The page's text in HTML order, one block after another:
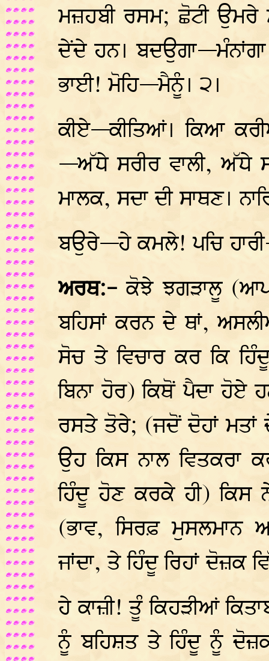
ਮਜ਼ਹਬੀ ਰਸਮ; ਛੋਟੀ ਉਮਰੇ
ਦੇਂਦੇ ਹਨ।
ਭਾਈ! ਮੋਹਿ—ਮੈਨੂੰ। ੨।
ਕੀਏ—ਕੀਤਿਆਂ। ਕਿਆ
—ਅੱਧੇ ਸਰੀਰ ਵਾਲੀ, ਅੱਧੇ
ਮਾਲਕ, ਸਦਾ ਦੀ ਸਾਥਣ।
ਬਉਰੇ—ਹੇ ਕਮਲੇ! ਪਚਿ
ਅਰਥ:- ਕੋਝੇ ਝਗੜਾਲੂ
ਬਹਿਸਾਂ ਕਰਨ ਦੇ ਥਾਂ,
ਸੋਚ ਤੇ ਵਿਚਾਰ ਕਰ ਕਿ
ਬਿਨਾ ਹੋਰ) ਕਿਥੋਂ ਪੈਦਾ ਹੋਏ
ਰਸਤੇ ਤੋਰੇ; (ਜਦੋਂ ਦੋਹਾਂ ਮਤਾਂ
ਉਹ ਕਿਸ ਨਾਲ ਵਿਤਕਰਾ
ਹਿੰਦੂ ਹੋਣ ਕਰਕੇ ਹੀ) ਕਿਸ
(ਭਾਵ, ਸਿਰਫ਼ ਮੁਸਲਮਾਨ
ਜਾਂਦਾ, ਤੇ ਹਿੰਦੂ ਰਿਹਾਂ ਦੋਜ਼ਕ
ਹੇ ਕਾਜ਼ੀ! ਤੂੰ ਕਿਹੜੀਆਂ
ਨੂੰ ਬਹਿਸ਼ਤ ਤੇ ਹਿੰਦੂ ਨੂੰ